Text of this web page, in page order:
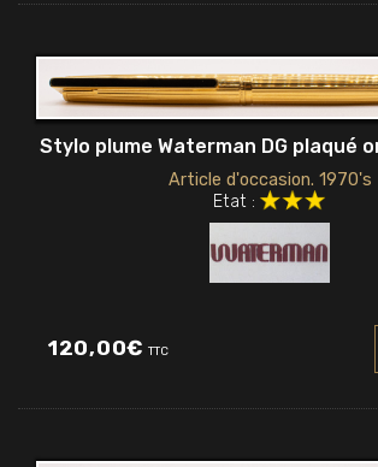
Stylo plume Waterman DG plaqué or
Article d'occasion. 1970's
Etat :
120,00€ TTC